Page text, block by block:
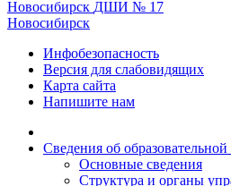
Новосибирск ДШИ № 17
Новосибирск
Инфобезопасность
Версия для слабовидящих
Карта сайта
Напишите нам
Сведения об
Основные сведения
Структура и органы